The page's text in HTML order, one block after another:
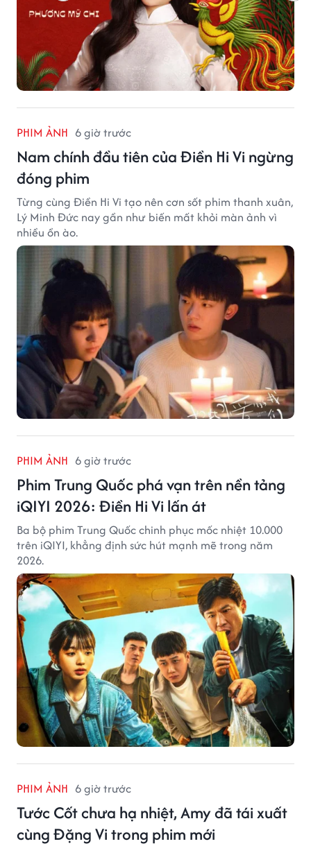
PHIM ẢNH 6 giờ trước
Nam chính đầu tiên của Điền Hi Vi ngừng
đóng phim
Từng cùng Điền Hi Vi tạo nên cơn sốt phim thanh xuân,
Lý Minh Đức nay gần như biến mất khỏi màn ảnh vì
nhiều ồn ào.
PHIM ẢNH 6 giờ trước
Phim Trung Quốc phá vạn trên nền tảng
iQIYI 2026: Điền Hi Vi lấn át
Ba bộ phim Trung Quốc chinh phục mốc nhiệt 10.000
trên iQIYI, khẳng định sức hút mạnh mẽ trong năm
2026.
PHIM ẢNH 6 giờ trước
Tước Cốt chưa hạ nhiệt, Amy đã tái xuất
cùng Đặng Vi trong phim mới